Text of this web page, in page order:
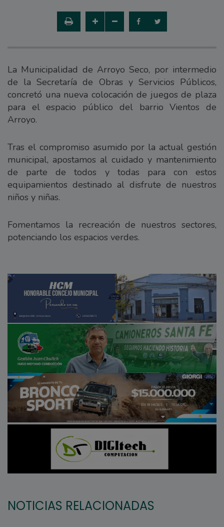
La Municipalidad de Arroyo Seco, por intermedio
de la Secretaría de Obras y Servicios Públicos,
concretó una nueva colocación de juegos de plaza
para el espacio público del barrio Vientos de
Arroyo.
Tras el compromiso asumido por la actual gestión
municipal, apostamos al cuidado y mantenimiento
de parte de todos y todas para con estos
equipamientos destinado al disfrute de nuestros
niños y niñas.
Fomentamos la recreación de nuestros sectores,
potenciando los espacios verdes.
NOTICIAS RELACIONADAS